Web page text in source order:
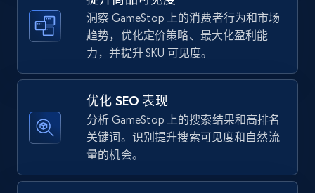
5.4K+ 667+ 立即开始
TikTok Shop - category
URL, Title, Available, Description, Currency, Initial
price, Final price, Discount percent, and more.
5.4K+ 667+ 立即开始
洞察 GameStop 上的消费者行为和市场
趋势，优化定价策略、最大化盈利能
力，并提升 SKU 可见度。
优化 SEO 表现
分析 GameStop 上的搜索结果和高排名
关键词。识别提升搜索可见度和自然流
量的机会。